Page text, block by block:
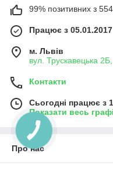
99% позитивних з 554
Працює з 05.01.2017
м. Львів
вул. Трускавецька
Контакти
Сьогодні працює з
Показати весь
Про нас